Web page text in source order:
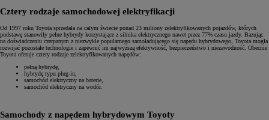
Cztery rodzaje samochodowej elektryfikacji
Od 1997 roku Toyota sprzedała na całym świecie ponad 23 miliony zelektryfikowanych pojazdów, których
podstawę stanowiły pełne hybrydy korzystające z silnika elektrycznego nawet przez 77% czasu jazdy. Bazując
na doświadczeniu czerpanym z niezwykle popularnego samoładującego się napędu hybrydowego, Toyota mogła
rozwijać pozostałe technologie i zapewnić im najwyższą efektywność, bezpieczeństwo i niezawodność. Obecnie
Toyota oferuje cztery rodzaje zelektryfikowanych napędów:
pełną hybrydę,
hybrydę typu plug-in,
samochód elektryczny na baterie,
samochód elektryczny na wodór.
Samochody z napędem hybrydowym Toyoty